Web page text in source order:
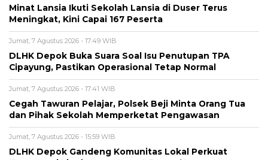
Minat Lansia Ikuti Sekolah Lansia di Duser Terus
Meningkat, Kini Capai 167 Peserta
Jumat, 7 Agustus 2026 - 17:49 WIB
DLHK Depok Buka Suara Soal Isu Penutupan TPA
Cipayung, Pastikan Operasional Tetap Normal
Jumat, 7 Agustus 2026 - 17:41 WIB
Cegah Tawuran Pelajar, Polsek Beji Minta Orang Tua
dan Pihak Sekolah Memperketat Pengawasan
Jumat, 7 Agustus 2026 - 15:59 WIB
DLHK Depok Gandeng Komunitas Lokal Perkuat